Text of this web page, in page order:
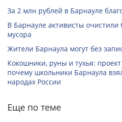
За 2 млн рублей в Барнауле
В Барнауле активисты очистили
мусора
Жители Барнаула могут без
Кокошники, руны и тухья:
почему школьники Барнаула
народах России
Еще по теме